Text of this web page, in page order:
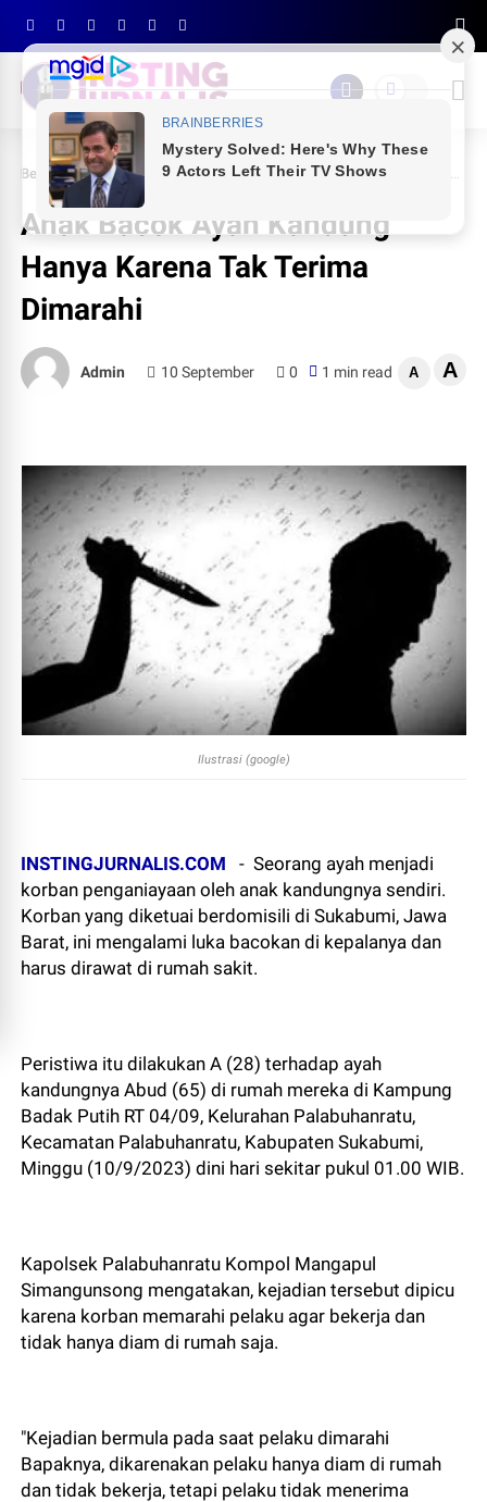
Beranda Peristiwa Anak Bacok Ayah Kandung Hanya Karena Tak Terima Dimarahi
Anak Bacok Ayah Kandung
Hanya Karena Tak Terima
Dimarahi
Admin 10 September 0 1 min read A A
Ilustrasi (google)
INSTINGJURNALIS.COM -Seorang ayah menjadi
korban penganiayaan oleh anak kandungnya sendiri.
Korban yang diketuai berdomisili di Sukabumi, Jawa
Barat, ini mengalami luka bacokan di kepalanya dan
harus dirawat di rumah sakit.
Peristiwa itu dilakukan A (28) terhadap ayah
kandungnya Abud (65) di rumah mereka di Kampung
Badak Putih RT 04/09, Kelurahan Palabuhanratu,
Kecamatan Palabuhanratu, Kabupaten Sukabumi,
Minggu (10/9/2023) dini hari sekitar pukul 01.00 WIB.
Kapolsek Palabuhanratu Kompol Mangapul
Simangunsong mengatakan, kejadian tersebut dipicu
karena korban memarahi pelaku agar bekerja dan
tidak hanya diam di rumah saja.
"Kejadian bermula pada saat pelaku dimarahi
Bapaknya, dikarenakan pelaku hanya diam di rumah
dan tidak bekerja, tetapi pelaku tidak menerima